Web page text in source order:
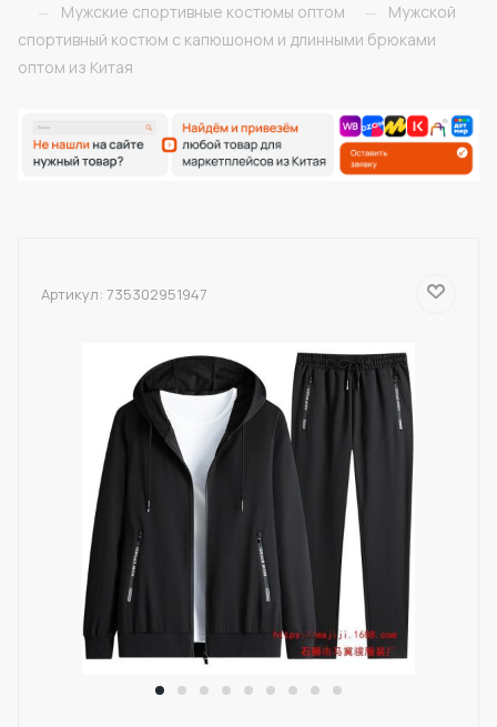
—
Мужские спортивные костюмы оптом —
Мужской
спортивный костюм с капюшоном и длинными брюками
оптом из Китая
Артикул: 735302951947